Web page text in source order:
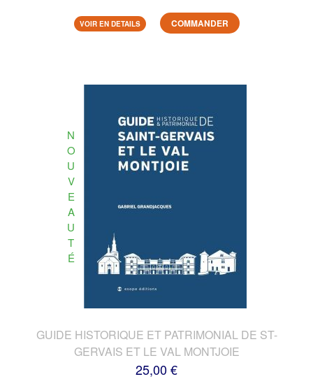
VOIR EN DETAILS COMMANDER
N
O
U
V
E
A
U
T
É
GUIDE HISTORIQUE ET PATRIMONIAL DE ST-
GERVAIS ET LE VAL MONTJOIE
25,00 €